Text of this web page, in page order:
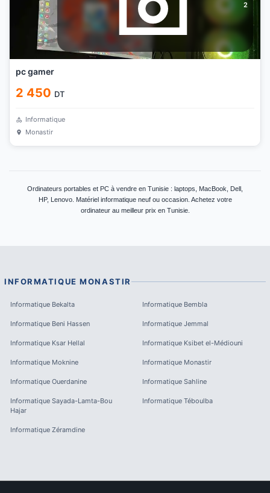
2
pc gamer
2 450 DT
Informatique
Monastir
Ordinateurs portables et PC à vendre en Tunisie : laptops, MacBook, Dell,
HP, Lenovo. Matériel informatique neuf ou occasion. Achetez votre
ordinateur au meilleur prix en Tunisie.
INFORMATIQUE MONASTIR
Informatique Bekalta Informatique Bembla
Informatique Beni Hassen Informatique Jemmal
Informatique Ksar Hellal Informatique Ksibet el-Médiouni
Informatique Moknine Informatique Monastir
Informatique Ouerdanine Informatique Sahline
Informatique Sayada-Lamta-Bou
Hajar
Informatique Téboulba
Informatique Zéramdine